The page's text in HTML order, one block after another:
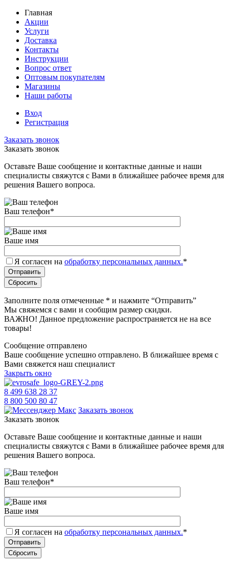
Главная
Акции
Услуги
Доставка
Контакты
Инструкции
Вопрос ответ
Оптовым покупателям
Магазины
Наши работы
Вход
Регистрация
Заказать звонок
Заказать звонок
Оставьте Ваше сообщение и контактные данные и наши
специалисты свяжутся с Вами в ближайшее рабочее время для
решения Вашего вопроса.
Ваш телефон*
Ваше имя
Я согласен на обработку персональных данных.*
Заполните поля отмеченные * и нажмите “Отправить”
Мы свяжемся с вами и сообщим размер скидки.
ВАЖНО! Данное предложение распространяется не на все
товары!
Сообщение отправлено
Ваше сообщение успешно отправлено. В ближайшее время с
Вами свяжется наш специалист
Закрыть окно
8 499 638 28 37
8 800 500 80 47
Заказать звонок
Заказать звонок
Оставьте Ваше сообщение и контактные данные и наши
специалисты свяжутся с Вами в ближайшее рабочее время для
решения Вашего вопроса.
Ваш телефон*
Ваше имя
Я согласен на обработку персональных данных.*